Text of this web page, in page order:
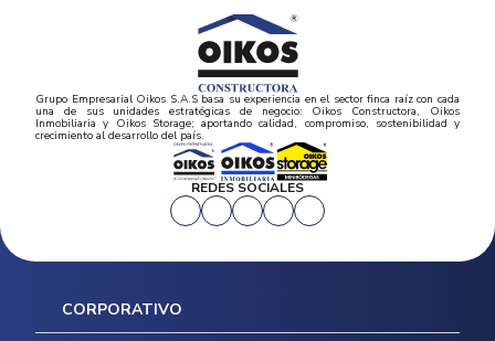
Grupo Empresarial Oikos S.A.S basa su experiencia en el sector finca raíz con cada
una de sus unidades estratégicas de negocio: Oikos Constructora, Oikos
Inmobiliaria y Oikos Storage; aportando calidad, compromiso, sostenibilidad y
crecimiento al desarrollo del país.
REDES SOCIALES
CORPORATIVO